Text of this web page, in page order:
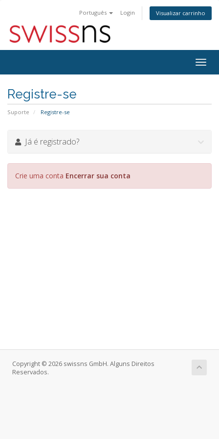
Português Login Visualizar carrinho
Registre-se
Suporte Registre-se
Já é registrado?
Crie uma conta Encerrar sua conta
Copyright © 2026 swissns GmbH. Alguns Direitos
Reservados.